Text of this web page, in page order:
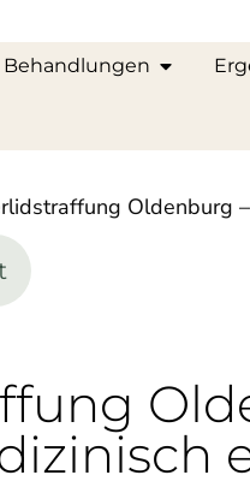
Behandlungen
Oldenburg